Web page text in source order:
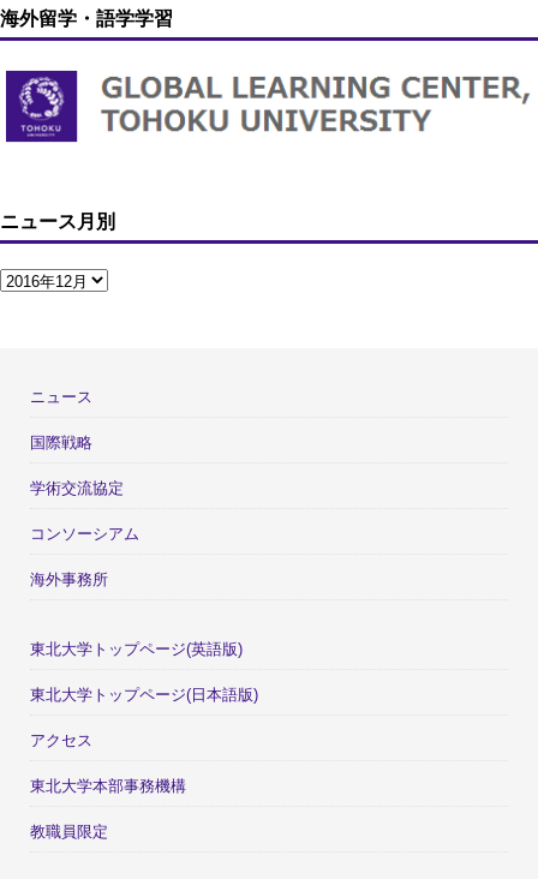
海外留学・語学学習
ニュース月別
ニュース
国際戦略
学術交流協定
コンソーシアム
海外事務所
東北大学トップページ(英語版)
東北大学トップページ(日本語版)
アクセス
東北大学本部事務機構
教職員限定